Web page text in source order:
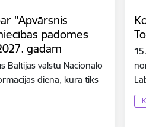
"Apvārsnis
padomes
gadam
Baltijas valstu Nacionālo
diena, kurā tiks